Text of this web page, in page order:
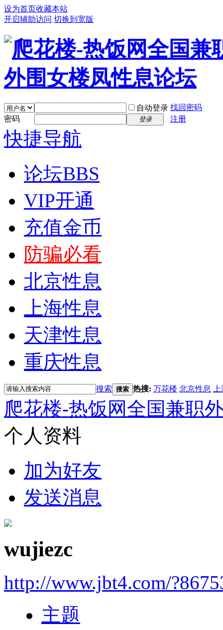
设为首页收藏本站
开启辅助访问 切换到宽版
自动登录 找回密码
密码
登录 注册
快捷导航
论坛BBS
VIP开通
充值金币
防骗必看
北京性息
上海性息
天津性息
重庆性息
搜索 搜索 热搜: 万花楼 北京性息
爬花楼-热饭网全国兼职
个人资料
加为好友
发送消息
wujiezc
http://www.jbt4.com/
主题